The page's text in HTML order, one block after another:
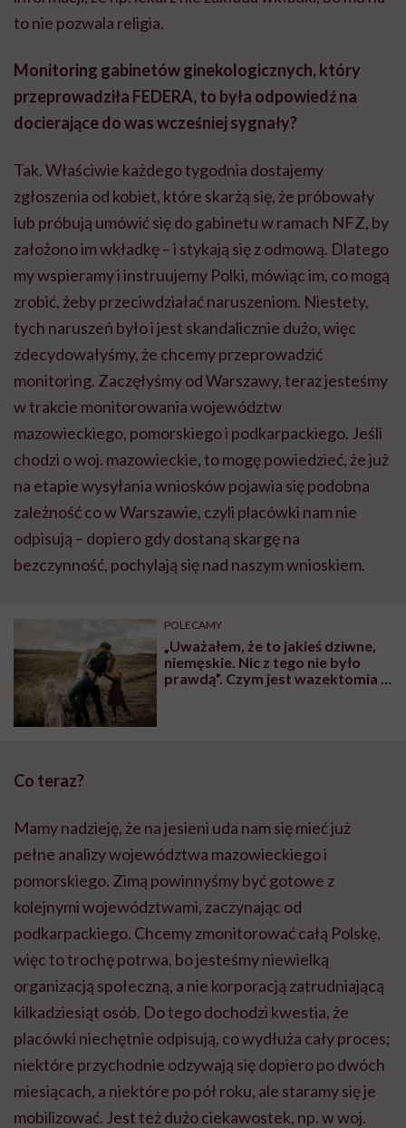
to nie pozwala religia.
Monitoring gabinetów ginekologicznych, który
przeprowadziła FEDERA, to była odpowiedź na
docierające do was wcześniej sygnały?
Tak. Właściwie każdego tygodnia dostajemy
zgłoszenia od kobiet, które skarżą się, że próbowały
lub próbują umówić się do gabinetu w ramach NFZ, by
założono im wkładkę – i stykają się z odmową. Dlatego
my wspieramy i instruujemy Polki, mówiąc im, co mogą
zrobić, żeby przeciwdziałać naruszeniom. Niestety,
tych naruszeń było i jest skandalicznie dużo, więc
zdecydowałyśmy, że chcemy przeprowadzić
monitoring. Zaczęłyśmy od Warszawy, teraz jesteśmy
w trakcie monitorowania województw
mazowieckiego, pomorskiego i podkarpackiego. Jeśli
chodzi o woj. mazowieckie, to mogę powiedzieć, że już
na etapie wysyłania wniosków pojawia się podobna
zależność co w Warszawie, czyli placówki nam nie
odpisują – dopiero gdy dostaną skargę na
bezczynność, pochylają się nad naszym wnioskiem.
POLECAMY
„Uważałem, że to jakieś dziwne,
niemęskie. Nic z tego nie było
prawdą”. Czym jest wazektomia i
Co teraz?
Mamy nadzieję, że na jesieni uda nam się mieć już
pełne analizy województwa mazowieckiego i
pomorskiego. Zimą powinnyśmy być gotowe z
kolejnymi województwami, zaczynając od
podkarpackiego. Chcemy zmonitorować całą Polskę,
więc to trochę potrwa, bo jesteśmy niewielką
organizacją społeczną, a nie korporacją zatrudniającą
kilkadziesiąt osób. Do tego dochodzi kwestia, że
placówki niechętnie odpisują, co wydłuża cały proces;
niektóre przychodnie odzywają się dopiero po dwóch
miesiącach, a niektóre po pół roku, ale staramy się je
mobilizować. Jest też dużo ciekawostek, np. w woj.